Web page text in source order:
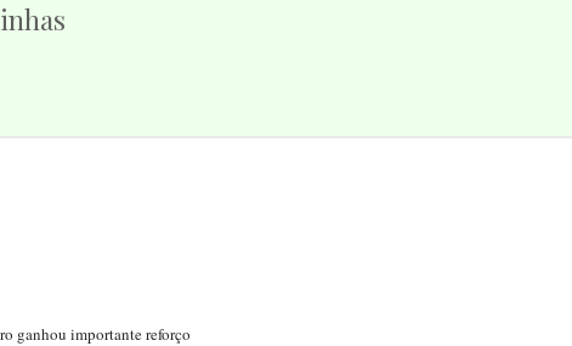
ganhou importante reforço